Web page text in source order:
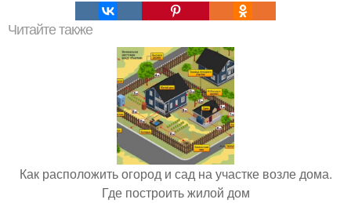
Читайте также
Как расположить огород и сад на участке возле дома.
Где построить жилой дом